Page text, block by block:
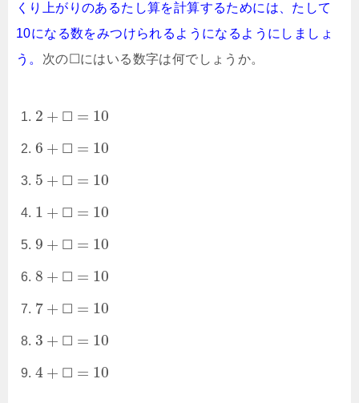
くり上がりのあるたし算を計算するためには、たして
10になる数をみつけられるようになるようにしましょ
う。 次の☐にはいる数字は何でしょうか。
2 + ☐ = 10
6 + ☐ = 10
5 + ☐ = 10
1 + ☐ = 10
9 + ☐ = 10
8 + ☐ = 10
7 + ☐ = 10
3 + ☐ = 10
4 + ☐ = 10